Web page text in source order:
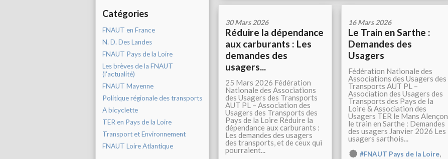
Catégories
FNAUT en France
N. D. Des Landes
FNAUT Pays de la Loire
Les brèves de la FNAUT
(l'actualité)
FNAUT Mayenne
Politique régionale des transports
A bicyclette
TER en Pays de la Loire
Transport et Environnement
FNAUT Loire Atlantique
30 Mars 2026
Réduire la dépendance
aux carburants : Les
demandes des
usagers...
25 Mars 2026 Fédération
Nationale des Associations
des Usagers des Transports
AUT PL – Association des
Usagers des Transports des
Pays de la Loire Réduire la
dépendance aux carburants :
Les demandes des usagers
des transports, et de ceux qui
pourraient...
16 Mars 2026
Le Train en Sarthe :
Demandes des
Usagers
Fédération Nationale des
Associations des Usagers des
Transports AUT PL –
Association des Usagers des
Transports des Pays de la
Loire & Association des
Usagers TER le Mans Alençon
le train en Sarthe : Demandes
des usagers Janvier 2026 Les
usagers sarthois...
#FNAUT Pays de la Loire,